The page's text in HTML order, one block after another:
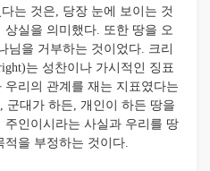
는 것은, 당장 눈에 보이는 것
실을 의미했다. 또한 땅을 오
님을 거부하는 것이었다. 크리
는 성찬이나 가시적인 징표
리의 관계를 재는 지표였다는
군대가 하든, 개인이 하든 땅을
인이시라는 사실과 우리를 땅
적을 부정하는 것이다.